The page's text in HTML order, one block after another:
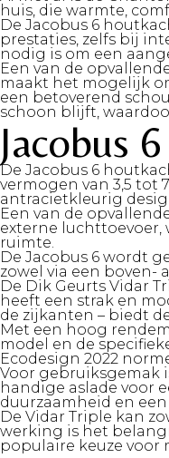
huis, die warmte,
De Jacobus 6
prestaties, zelfs bij
nodig is om een
Een van de
maakt het mogelijk
een betoverend
schoon blijft,
Jacobus
De Jacobus 6
vermogen van 3,5 tot
antracietkleurig
Een van de
externe luchttoevoer,
ruimte.
De Jacobus 6 wordt
zowel via een boven-
De Dik Geurts Vidar
heeft een strak en
de zijkanten – biedt
Met een hoog
model en de
Ecodesign 2022
Voor gebruiksgemak
handige aslade voor
duurzaamheid en
De Vidar Triple kan
werking is het
populaire keuze voor